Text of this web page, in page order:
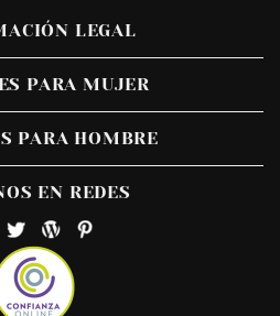
LEGAL
PARA MUJER
PARA HOMBRE
EN REDES